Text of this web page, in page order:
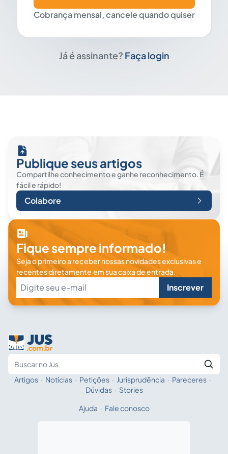
Cobrança mensal, cancele quando quiser
Já é assinante? Faça login
Publique seus artigos
Compartilhe conhecimento e ganhe reconhecimento. É
fácil e rápido!
Colabore
Fique sempre informado!
Seja o primeiro a receber nossas novidades exclusivas e
recentes diretamente em sua caixa de entrada.
Inscrever
Fale com a IA
Artigos · Notícias · Petições · Jurisprudência · Pareceres ·
Dúvidas · Stories
Ajuda · Fale conosco